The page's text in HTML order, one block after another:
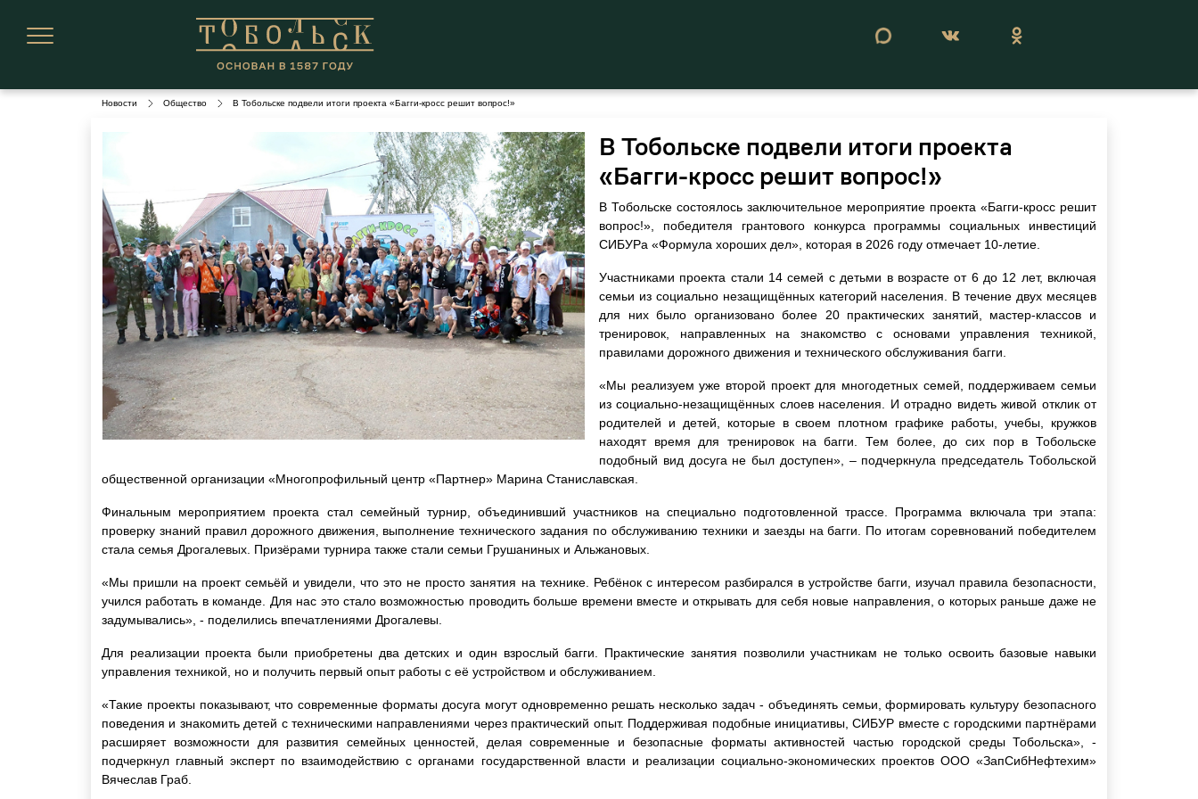
Новости Общество В Тобольске подвели итоги проекта «Багги-кросс решит вопрос!»
В Тобольске подвели итоги проекта
«Багги-кросс решит вопрос!»
В Тобольске состоялось заключительное мероприятие проекта «Багги-кросс решит
вопрос!», победителя грантового конкурса программы социальных инвестиций
СИБУРа «Формула хороших дел», которая в 2026 году отмечает 10-летие.
Участниками проекта стали 14 семей с детьми в возрасте от 6 до 12 лет, включая
семьи из социально незащищённых категорий населения. В течение двух месяцев
для них было организовано более 20 практических занятий, мастер-классов и
тренировок, направленных на знакомство с основами управления техникой,
правилами дорожного движения и технического обслуживания багги.
«Мы реализуем уже второй проект для многодетных семей, поддерживаем семьи
из социально-незащищённых слоев населения. И отрадно видеть живой отклик от
родителей и детей, которые в своем плотном графике работы, учебы, кружков
находят время для тренировок на багги. Тем более, до сих пор в Тобольске
подобный вид досуга не был доступен», – подчеркнула председатель Тобольской
общественной организации «Многопрофильный центр «Партнер» Марина Станиславская.
Финальным мероприятием проекта стал семейный турнир, объединивший участников на специально подготовленной трассе. Программа включала три этапа:
проверку знаний правил дорожного движения, выполнение технического задания по обслуживанию техники и заезды на багги. По итогам соревнований победителем
стала семья Дрогалевых. Призёрами турнира также стали семьи Грушаниных и Альжановых.
«Мы пришли на проект семьёй и увидели, что это не просто занятия на технике. Ребёнок с интересом разбирался в устройстве багги, изучал правила безопасности,
учился работать в команде. Для нас это стало возможностью проводить больше времени вместе и открывать для себя новые направления, о которых раньше даже не
задумывались», - поделились впечатлениями Дрогалевы.
Для реализации проекта были приобретены два детских и один взрослый багги. Практические занятия позволили участникам не только освоить базовые навыки
управления техникой, но и получить первый опыт работы с её устройством и обслуживанием.
«Такие проекты показывают, что современные форматы досуга могут одновременно решать несколько задач - объединять семьи, формировать культуру безопасного
поведения и знакомить детей с техническими направлениями через практический опыт. Поддерживая подобные инициативы, СИБУР вместе с городскими партнёрами
расширяет возможности для развития семейных ценностей, делая современные и безопасные форматы активностей частью городской среды Тобольска», -
подчеркнул главный эксперт по взаимодействию с органами государственной власти и реализации социально-экономических проектов ООО «ЗапСибНефтехим»
Вячеслав Граб.